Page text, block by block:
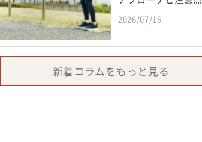
2026/07/16
新着コラムをもっと見る